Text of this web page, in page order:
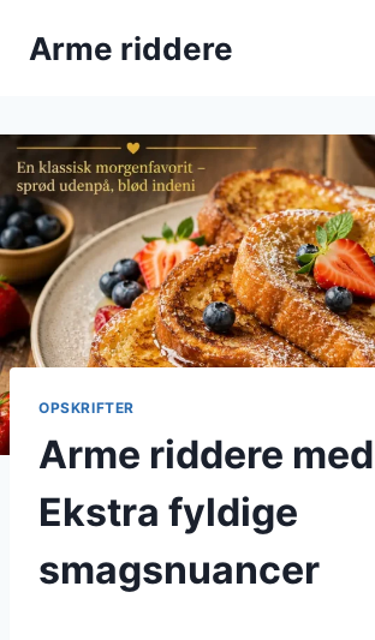
Arme riddere
OPSKRIFTER
Arme riddere
Ekstra fyldige
smagsnuancer